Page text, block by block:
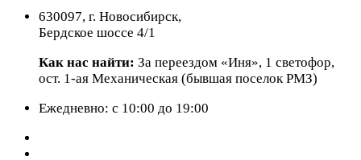
630097, г. Новосибирск,
Бердское шоссе 4/1
Как нас найти: За переездом «Иня», 1 светофор,
ост. 1-ая Механическая (бывшая поселок РМЗ)
Ежедневно: с 10:00 до 19:00